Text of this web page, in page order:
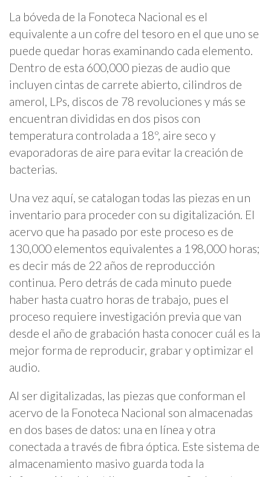
La bóveda de la Fonoteca Nacional es el
equivalente a un cofre del tesoro en el que uno se
puede quedar horas examinando cada elemento.
Dentro de esta 600,000 piezas de audio que
incluyen cintas de carrete abierto, cilindros de
amerol, LPs, discos de 78 revoluciones y más se
encuentran divididas en dos pisos con
temperatura controlada a 18º, aire seco y
evaporadoras de aire para evitar la creación de
bacterias.
Una vez aquí, se catalogan todas las piezas en un
inventario para proceder con su digitalización. El
acervo que ha pasado por este proceso es de
130,000 elementos equivalentes a 198,000 horas;
es decir más de 22 años de reproducción
continua. Pero detrás de cada minuto puede
haber hasta cuatro horas de trabajo, pues el
proceso requiere investigación previa que van
desde el año de grabación hasta conocer cuál es la
mejor forma de reproducir, grabar y optimizar el
audio.
Al ser digitalizadas, las piezas que conforman el
acervo de la Fonoteca Nacional son almacenadas
en dos bases de datos: una en línea y otra
conectada a través de fibra óptica. Este sistema de
almacenamiento masivo guarda toda la